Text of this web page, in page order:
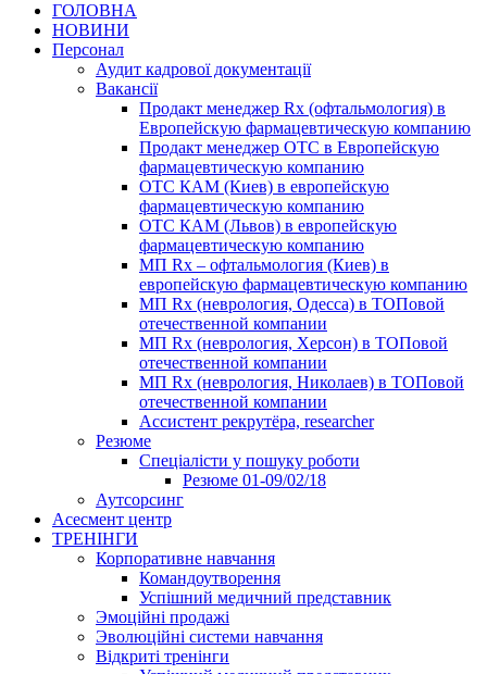
ГОЛОВНА
НОВИНИ
Персонал
Аудит кадрової документації
Вакансії
Продакт менеджер Rx (офтальмология) в
Европейскую фармацевтическую компанию
Продакт менеджер ОТС в Европейскую
фармацевтическую компанию
ОТС КАМ (Киев) в европейскую
фармацевтическую компанию
ОТС КАМ (Львов) в европейскую
фармацевтическую компанию
МП Rx – офтальмология (Киев) в
европейскую фармацевтическую компанию
МП Rx (неврология, Одесса) в ТОПовой
отечественной компании
МП Rx (неврология, Херсон) в ТОПовой
отечественной компании
МП Rx (неврология, Николаев) в ТОПовой
отечественной компании
Ассистент рекрутёра, researcher
Резюме
Cпеціалісти у пошуку роботи
Резюме 01-09/02/18
Аутсорсинг
Асесмент центр
ТРЕНІНГИ
Корпоративне навчання
Командоутворення
Успішний медичний представник
Эмоційні продажі
Эволюційні системи навчання
Відкриті тренінги